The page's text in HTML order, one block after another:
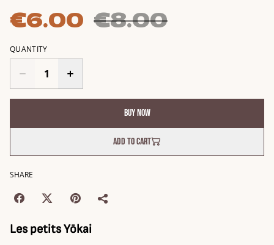
€6.00 €8.00
QUANTITY
Buy now
Add to cart
SHARE
Les petits Yōkai